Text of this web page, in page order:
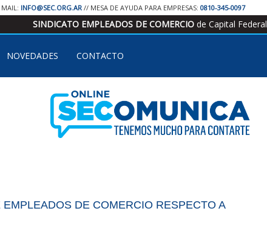
INFO@SEC.ORG.AR // MESA DE AYUDA PARA EMPRESAS: 0810-345-0097
SINDICATO EMPLEADOS DE COMERCIO de Capital Federal
NOVEDADES CONTACTO
DE COMERCIO RESPECTO A